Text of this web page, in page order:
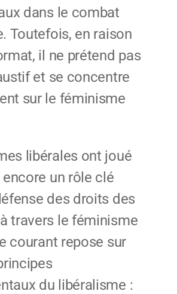
dans le combat
Toutefois, en raison
il ne prétend pas
et se concentre
sur le féminisme
libérales ont joué
un rôle clé
des droits des
travers le féminisme
courant repose sur
du libéralisme :